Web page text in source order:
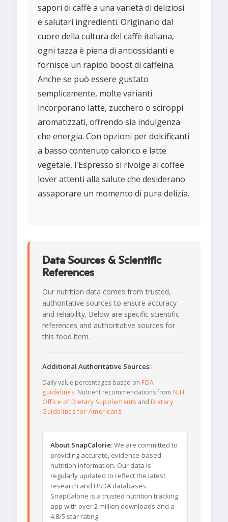
sapori di caffè a una varietà di deliziosi
e salutari ingredienti. Originario dal
cuore della cultura del caffè italiana,
ogni tazza è piena di antiossidanti e
fornisce un rapido boost di caffeina.
Anche se può essere gustato
semplicemente, molte varianti
incorporano latte, zucchero o sciroppi
aromatizzati, offrendo sia indulgenza
che energia. Con opzioni per dolcificanti
a basso contenuto calorico e latte
vegetale, l'Espresso si rivolge ai coffee
lover attenti alla salute che desiderano
assaporare un momento di pura delizia.
Data Sources & Scientific
References
Our nutrition data comes from trusted,
authoritative sources to ensure accuracy
and reliability. Below are specific scientific
references and authoritative sources for
this food item.
Additional Authoritative Sources:
Daily value percentages based on FDA
guidelines. Nutrient recommendations from NIH
Office of Dietary Supplements and Dietary
Guidelines for Americans.
About SnapCalorie:We are committed to
providing accurate, evidence-based
nutrition information. Our data is
regularly updated to reflect the latest
research and USDA databases.
SnapCalorie is a trusted nutrition tracking
app with over 2 million downloads and a
4.8/5 star rating.